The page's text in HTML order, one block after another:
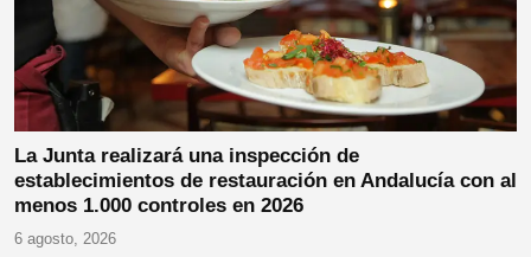
La Junta realizará una inspección de
establecimientos de restauración en Andalucía con al
menos 1.000 controles en 2026
6 agosto, 2026